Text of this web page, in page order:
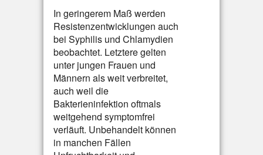
In geringerem Maß werden
Resistenzentwicklungen auch
bei Syphilis und Chlamydien
beobachtet. Letztere gelten
unter jungen Frauen und
Männern als weit verbreitet,
auch weil die
Bakterieninfektion oftmals
weitgehend symptomfrei
verläuft. Unbehandelt können
in manchen Fällen